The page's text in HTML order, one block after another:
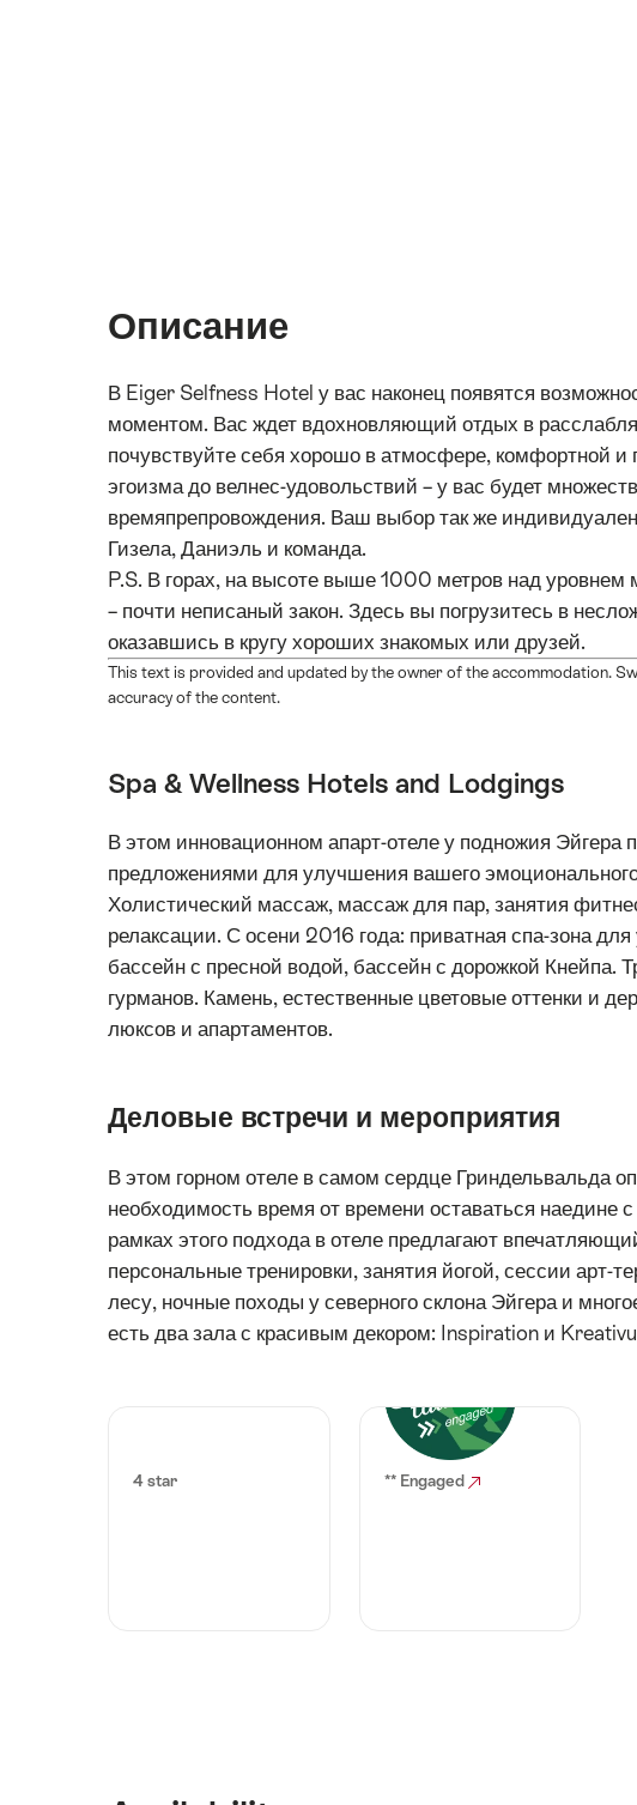
Описание
В Eiger Selfness Hotel у вас наконец появятся
моментом. Вас ждет вдохновляющий отдых в
почувствуйте себя хорошо в атмосфере, комфортной и
эгоизма до велнес-удовольствий – у вас будет
времяпрепровождения. Ваш выбор так же
Гизела, Даниэль и команда.
P.S. В горах, на высоте выше 1000 метров над уровнем
– почти неписаный закон. Здесь вы погрузитесь в
оказавшись в кругу хороших знакомых или друзей.
This text is provided and updated by the owner of the accommodation.
accuracy of the content.
Spa & Wellness Hotels and Lodgings
В этом инновационном апарт-отеле у подножия Эйгера
предложениями для улучшения вашего
Холистический массаж, массаж для пар, занятия
релаксации. С осени 2016 года: приватная спа-зона
бассейн с пресной водой, бассейн с дорожкой Кнейпа.
гурманов. Камень, естественные цветовые оттенки и
люксов и апартаментов.
Деловые встречи и мероприятия
В этом горном отеле в самом сердце Гриндельвальда
необходимость время от времени оставаться наедине
рамках этого подхода в отеле предлагают
персональные тренировки, занятия йогой, сессии арт-
лесу, ночные походы у северного склона Эйгера и
есть два зала с красивым декором: Inspiration и
4 star ** Engaged